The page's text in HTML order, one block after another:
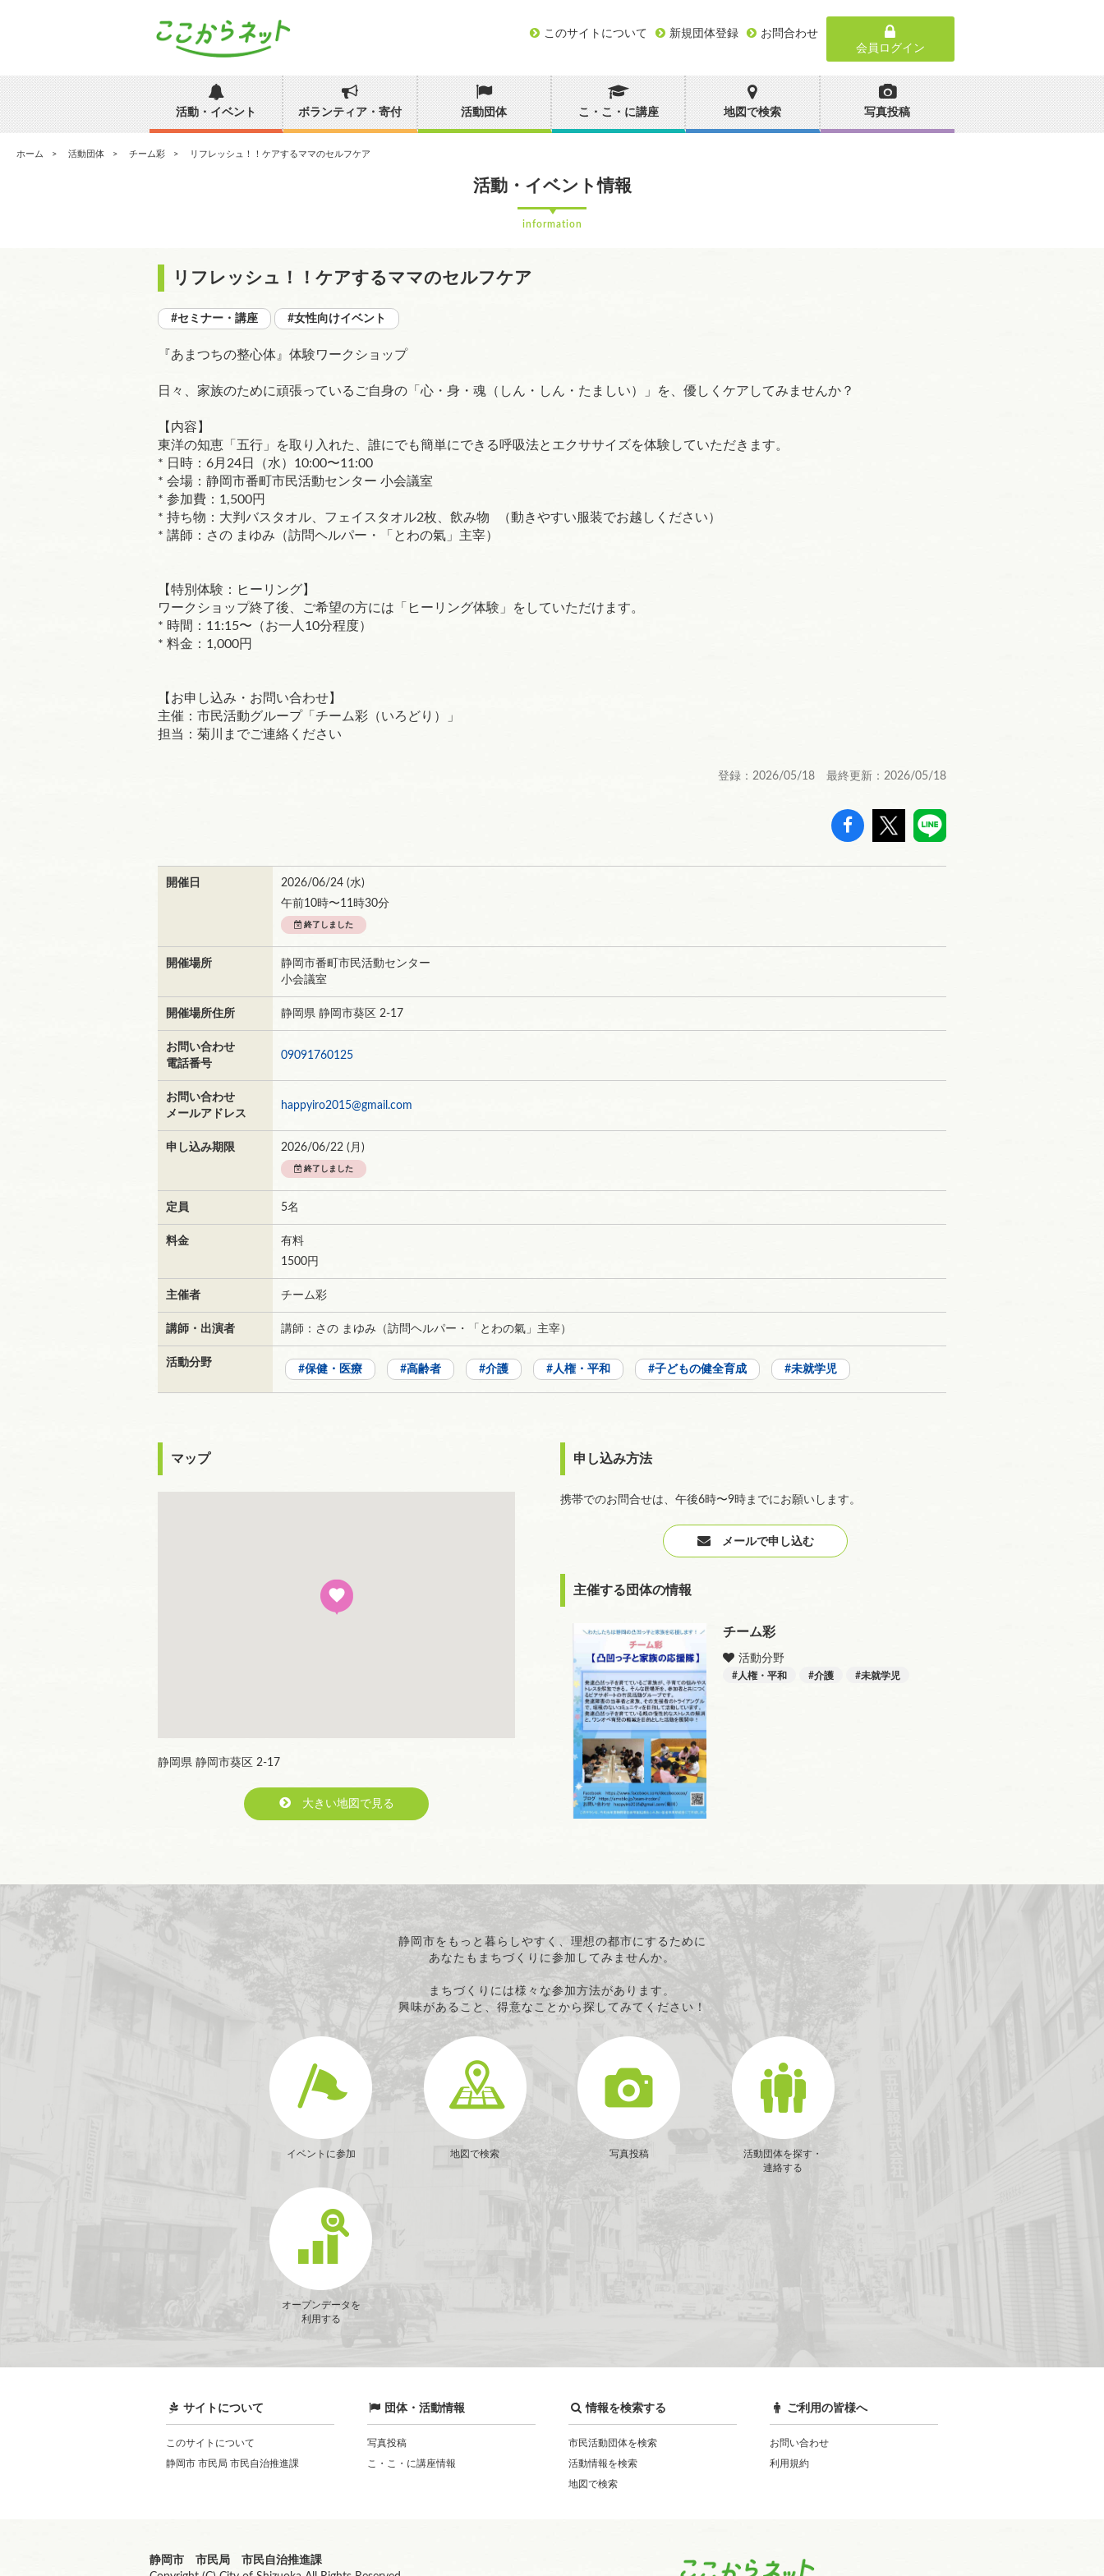
このサイトについて 新規団体登録
お問合わせ
会員ログイン
活動・イベント ボランティア・寄付 活動団体 こ・こ・に講座 地図で検索 写真投稿
ホーム 活動団体 チーム彩 リフレッシュ！！ケアするママのセルフケア
活動・イベント情報
information
リフレッシュ！！ケアするママのセルフケア
#セミナー・講座 #女性向けイベント
『あまつちの整心体』体験ワークショップ
日々、家族のために頑張っているご自身の「心・身・魂（しん・しん・たましい）」を、優しくケアしてみませんか？
【内容】
東洋の知恵「五行」を取り入れた、誰にでも簡単にできる呼吸法とエクササイズを体験していただきます。
* 日時：6月24日（水）10:00〜11:00
* 会場：静岡市番町市民活動センター 小会議室
* 参加費：1,500円
* 持ち物：大判バスタオル、フェイスタオル2枚、飲み物 （動きやすい服装でお越しください）
* 講師：さの まゆみ（訪問ヘルパー・「とわの氣」主宰）
【特別体験：ヒーリング】
ワークショップ終了後、ご希望の方には「ヒーリング体験」をしていただけます。
* 時間：11:15〜（お一人10分程度）
* 料金：1,000円
【お申し込み・お問い合わせ】
主催：市民活動グループ「チーム彩（いろどり）」
担当：菊川までご連絡ください
登録：2026/05/18 最終更新：2026/05/18
開催日 2026/06/24 (水)
午前10時〜11時30分
終了しました
開催場所
静岡市番町市民活動センター
小会議室
開催場所住所 静岡県 静岡市葵区 2-17
お問い合わせ
電話番号
09091760125
お問い合わせ
メールアドレス
happyiro2015@gmail.com
申し込み期限 2026/06/22 ( 月 )
終了しました
定員 5名
料金
有料
1500円
主催者 チーム彩
講師・出演者 講師：さの まゆみ（訪問ヘルパー・「とわの氣」主宰）
活動分野
保健・医療 高齢者 介護 人権・平和 子どもの健全育成 未就学児
マップ
静岡県 静岡市葵区 2-17
大きい地図で見る
申し込み方法
携帯でのお問合せは、午後6時〜9時までにお願いします。
メールで申し込む
主催する団体の情報
チーム彩
活動分野
人権・平和 介護 未就学児
静岡市をもっと暮らしやすく、理想の都市にするために
あなたもまちづくりに参加してみませんか。
まちづくりには様々な参加方法があります。
興味があること、得意なことから探してみてください！
イベントに参加 地図で検索 写真投稿
活動団体を探す・
連絡する
オープンデータを
利用する
サイトについて
このサイトについて
静岡市 市民局 市民自治推進課
団体・活動情報
写真投稿
こ・こ・に講座情報
情報を検索する
市民活動団体を検索
活動情報を検索
地図で検索
ご利用の皆様へ
お問い合わせ
利用規約
静岡市 市民局 市民自治推進課